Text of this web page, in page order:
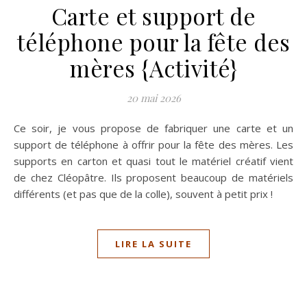
Carte et support de
téléphone pour la fête des
mères {Activité}
20 mai 2026
Ce soir, je vous propose de fabriquer une carte et un
support de téléphone à offrir pour la fête des mères. Les
supports en carton et quasi tout le matériel créatif vient
de chez Cléopâtre. Ils proposent beaucoup de matériels
différents (et pas que de la colle), souvent à petit prix !
LIRE LA SUITE